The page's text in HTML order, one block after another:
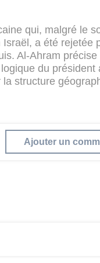
qui, malgré le
a été rejetée
Al-Ahram précise
du président
structure
Ajouter un